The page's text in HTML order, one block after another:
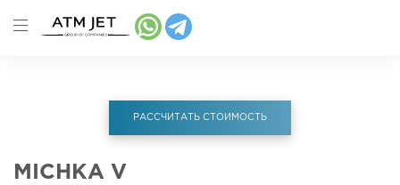
РАССЧИТАТЬ СТОИМОСТЬ
MICHKA V